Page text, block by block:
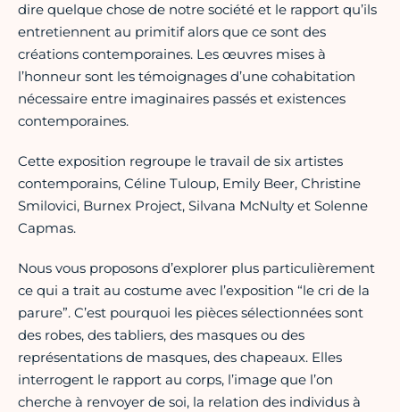
dire quelque chose de notre société et le rapport qu’ils
entretiennent au primitif alors que ce sont des
créations contemporaines. Les œuvres mises à
l’honneur sont les témoignages d’une cohabitation
nécessaire entre imaginaires passés et existences
contemporaines.
Cette exposition regroupe le travail de six artistes
contemporains, Céline Tuloup, Emily Beer, Christine
Smilovici, Burnex Project, Silvana McNulty et Solenne
Capmas.
Nous vous proposons d’explorer plus particulièrement
ce qui a trait au costume avec l’exposition “le cri de la
parure”. C’est pourquoi les pièces sélectionnées sont
des robes, des tabliers, des masques ou des
représentations de masques, des chapeaux. Elles
interrogent le rapport au corps, l’image que l’on
cherche à renvoyer de soi, la relation des individus à